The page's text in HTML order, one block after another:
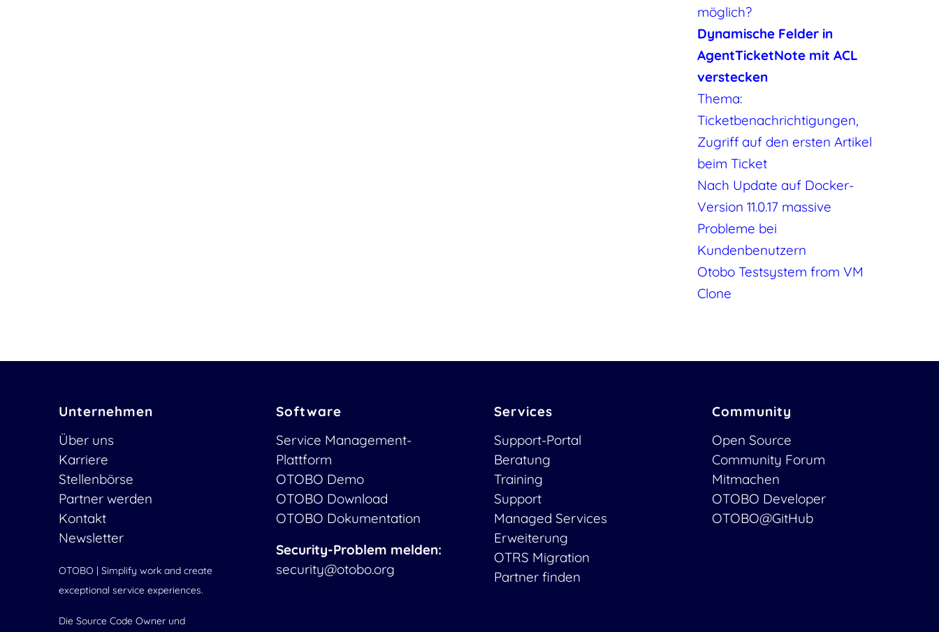
möglich?
Dynamische Felder in
AgentTicketNote mit ACL
verstecken
Thema:
Ticketbenachrichtigungen,
Zugriff auf den ersten Artikel
beim Ticket
Nach Update auf Docker-
Version 11.0.17 massive
Probleme bei
Kundenbenutzern
Otobo Testsystem from VM
Clone
Unternehmen
Über uns
Karriere
Stellenbörse
Partner werden
Kontakt
Newsletter
OTOBO | Simplify work and create
exceptional service experiences.
Die Source Code Owner und
Software
Service Management-
Plattform
OTOBO Demo
OTOBO Download
OTOBO Dokumentation
Security-Problem melden:
security@otobo.org
Services
Support-Portal
Beratung
Training
Support
Managed Services
Erweiterung
OTRS Migration
Partner finden
Community
Open Source
Community Forum
Mitmachen
OTOBO Developer
OTOBO@GitHub